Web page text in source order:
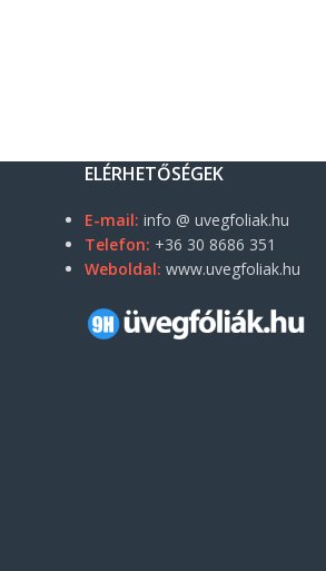
ELÉRHETŐSÉGEK
E-mail: info @ uvegfoliak.hu
Telefon: +36 30 8686 351
Weboldal: www.uvegfoliak.hu